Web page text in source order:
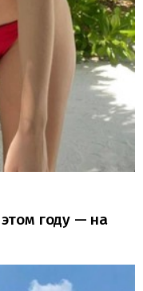
году — на